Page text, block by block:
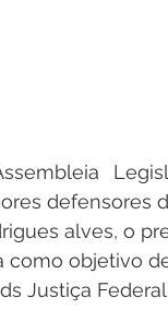
defensores
alves, o
como objetivo
Justiça